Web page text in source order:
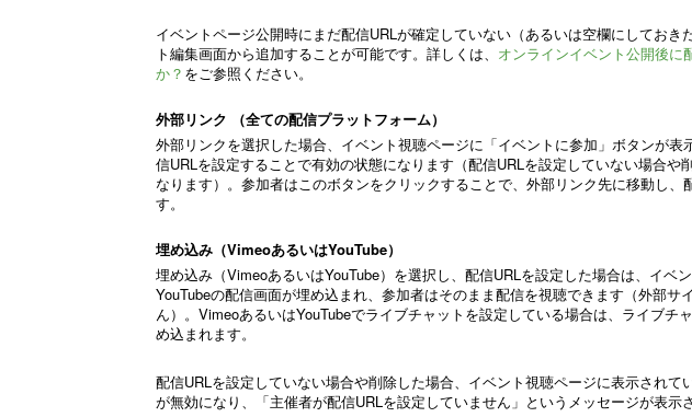
イベントページ公開時にまだ配信URLが確定していない（あるいは空欄にしておき
ト編集画面から追加することが可能です。詳しくは、 オンラインイベント公開後に
か？ をご参照ください。
外部リンク （全ての配信プラットフォーム）
外部リンクを選択した場合、イベント視聴ページに「イベントに参加」ボタンが表
信URLを設定することで有効の状態になります（配信URLを設定していない場合や
なります）。参加者はこのボタンをクリックすることで、外部リンク先に移動し、
す。
埋め込み（VimeoあるいはYouTube）
埋め込み（VimeoあるいはYouTube）を選択し、配信URLを設定した場合は、イベ
YouTubeの配信画面が埋め込まれ、参加者はそのまま配信を視聴できます（外部サ
ん）。VimeoあるいはYouTubeでライブチャットを設定している場合は、ライブチ
め込まれます。
配信URLを設定していない場合や削除した場合、イベント視聴ページに表示されて
が無効になり、「主催者が配信URLを設定していません」というメッセージが表示